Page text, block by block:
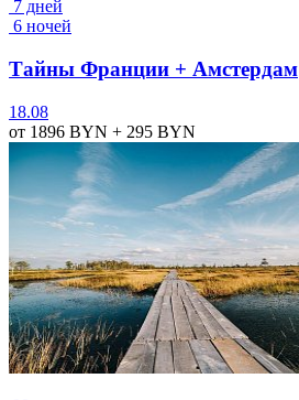
7 дней
6 ночей
Тайны Франции + Амстердам
18.08
от 1896 BYN + 295 BYN